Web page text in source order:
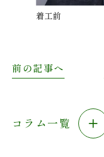
着工前
前の記事へ
コラム一覧